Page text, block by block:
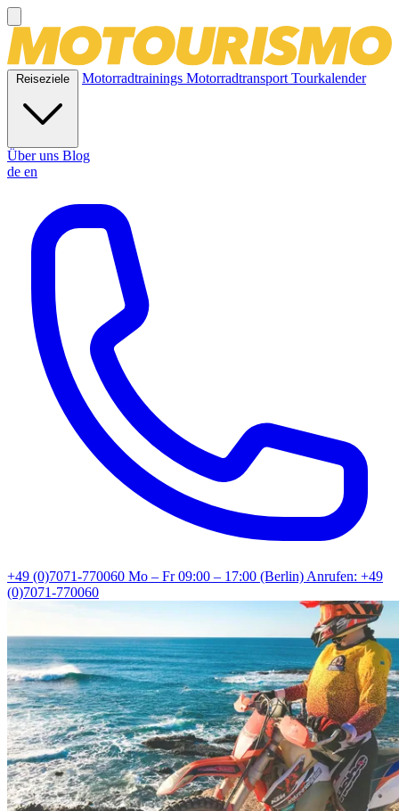
Reiseziele Motorradtrainings MotorradtransportTourkalender
Über uns Blog
de en
+49 (0)7071-770060 Mo – Fr 09:00 – 17:00 (Berlin)Anrufen: +49
(0)7071-770060